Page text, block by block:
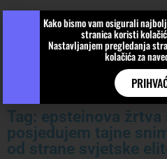
Tag: epsteinova
posjedujem tajne
od strane svjetske
Kako bismo vam osigurali
stranica koristi
Nastavljanjem pregledanja
kolačića za